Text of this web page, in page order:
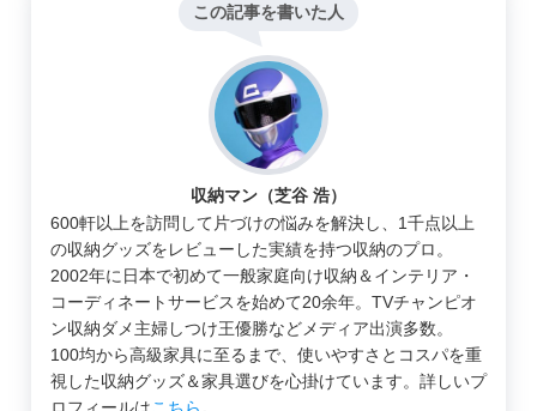
この記事を書いた人
収納マン（芝谷 浩）
600軒以上を訪問して片づけの悩みを解決し、1千点以上
の収納グッズをレビューした実績を持つ収納のプロ。
2002年に日本で初めて一般家庭向け収納＆インテリア・
コーディネートサービスを始めて20余年。TVチャンピオ
ン収納ダメ主婦しつけ王優勝などメディア出演多数。
100均から高級家具に至るまで、使いやすさとコスパを重
視した収納グッズ＆家具選びを心掛けています。詳しいプ